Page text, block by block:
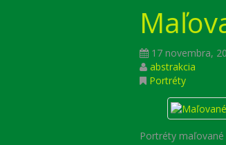
17 novembra,
abstrakcia
Portréty
Portréty